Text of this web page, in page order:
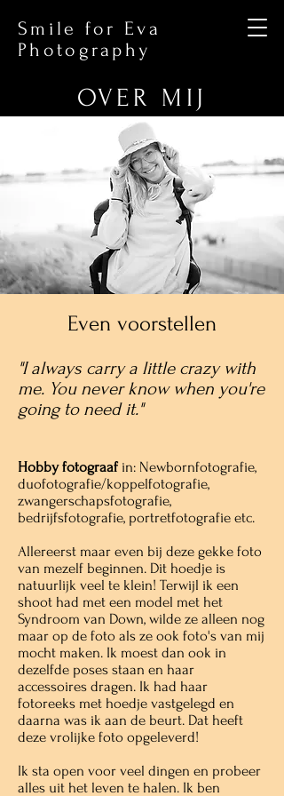
Smile for Eva
Photography
OVER MIJ
Even voorstellen
"I always carry a little crazy with
me. You never know when you're
going to need it."
Hobby fotograafin: Newbornfotografie,
duofotografie/koppelfotografie,
zwangerschapsfotografie,
bedrijfsfotografie, portretfotografie etc.
Allereerst maar even bij deze gekke foto
van mezelf beginnen. Dit hoedje is
natuurlijk veel te klein! Terwijl ik een
shoot had met een model met het
Syndroom van Down, wilde ze alleen nog
maar op de foto als ze ook foto's van mij
mocht maken. Ik moest dan ook in
dezelfde poses staan en haar
accessoires dragen. Ik had haar
fotoreeks met hoedje vastgelegd en
daarna was ik aan de beurt. Dat heeft
deze vrolijke foto opgeleverd!
Ik sta open voor veel dingen en probeer
alles uit het leven te halen. Ik ben